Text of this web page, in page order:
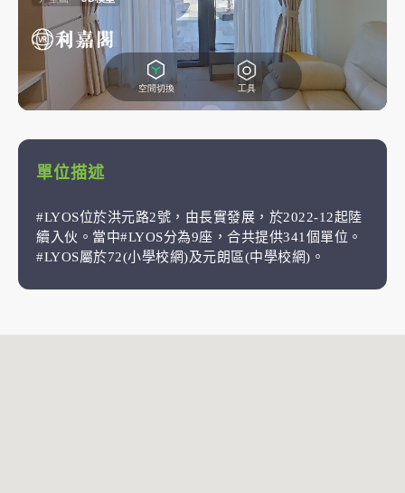
單位描述
#LYOS位於洪元路2號，由長實發展，於2022-12起陸
續入伙。當中#LYOS分為9座，合共提供341個單位。
#LYOS屬於72(小學校網)及元朗區(中學校網)。